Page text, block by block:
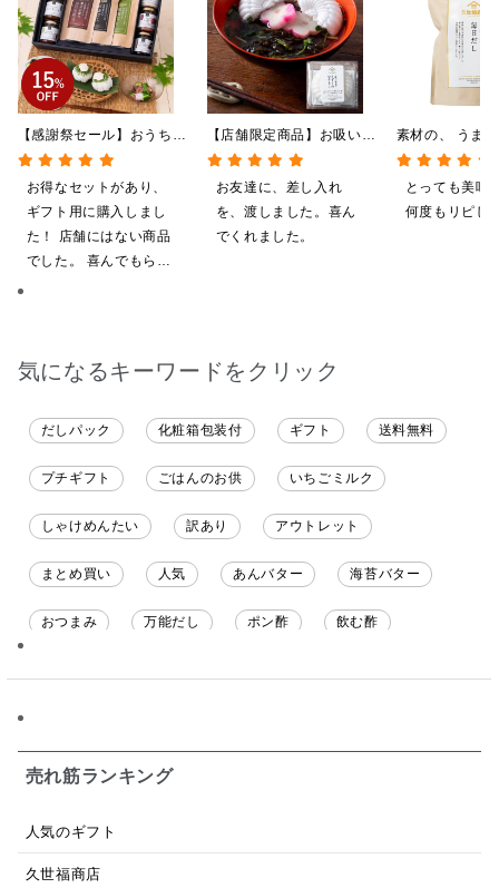
【店舗限定商品】お吸い物
最中 もずくのおすまし
1食（6g）
お友達に、差し入れ
を、渡しました。喜ん
でくれました。
素材の、 うま
つ。 毎日だし
350g（7g×50
とっても美味
何度もリピし
【感謝祭セール】おうちで
贅沢ごはんギフト【送料無
料/沖縄県送料別途】【化
粧箱包装付/オンライン限
定】
お得なセットがあり、
ギフト用に購入しまし
た！ 店舗にはない商品
でした。 喜んでもらえ
気になるキーワードをクリック
だしパック 化粧箱包装付 ギフト 送料無料
プチギフト ごはんのお供 いちごミルク
しゃけめんたい 訳あり アウトレット
まとめ買い 人気 あんバター 海苔バター
おつまみ 万能だし ポン酢 飲む酢
パスタソース 醤油
売れ筋ランキング
人気のギフト
久世福商店